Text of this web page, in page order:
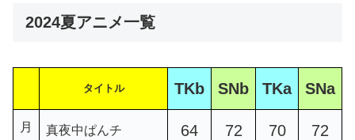
2024夏アニメ一覧
タイトル TKb SNb TKa SNa
月 真夜中ぱんチ 64 72 70 72